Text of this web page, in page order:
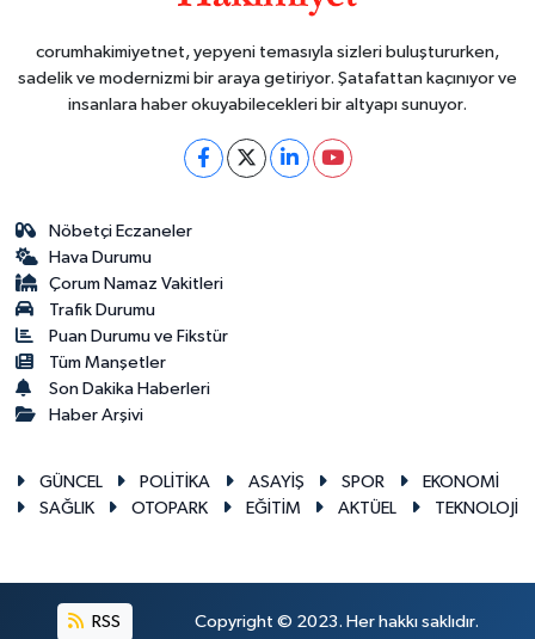
corumhakimiyetnet, yepyeni temasıyla sizleri buluştururken,
sadelik ve modernizmi bir araya getiriyor. Şatafattan kaçınıyor ve
insanlara haber okuyabilecekleri bir altyapı sunuyor.
Nöbetçi Eczaneler
Hava Durumu
Çorum Namaz Vakitleri
Trafik Durumu
Puan Durumu ve Fikstür
Tüm Manşetler
Son Dakika Haberleri
Haber Arşivi
GÜNCEL POLİTİKA ASAYİŞ SPOR
EKONOMİ
SAĞLIK
OTOPARK EĞİTİM AKTÜEL TEKNOLOJİ
RSS Copyright © 2023. Her hakkı saklıdır.